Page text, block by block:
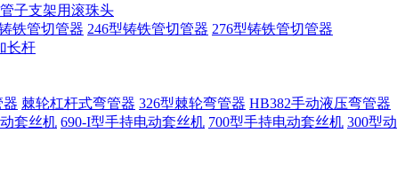
管子支架用滚珠头
铁管切管器 246型铸铁管切管器 276型铸铁管切管器
长杆
器 棘轮杠杆式弯管器 326型棘轮弯管器 HB382手动液压弯管器
套丝机 690-I型手持电动套丝机 700型手持电动套丝机 300型动